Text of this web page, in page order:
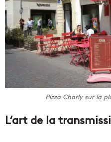
Pizza Charly sur la
L‘art de la